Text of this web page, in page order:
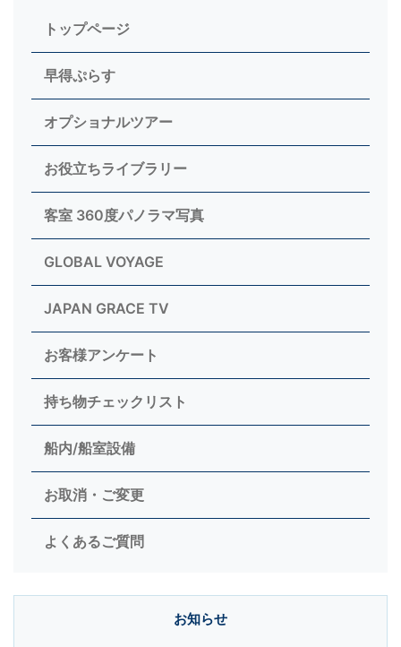
トップページ
早得ぷらす
オプショナルツアー
お役立ちライブラリー
客室 360度パノラマ写真
GLOBAL VOYAGE
JAPAN GRACE TV
お客様アンケート
持ち物チェックリスト
船内/船室設備
お取消・ご変更
よくあるご質問
お知らせ